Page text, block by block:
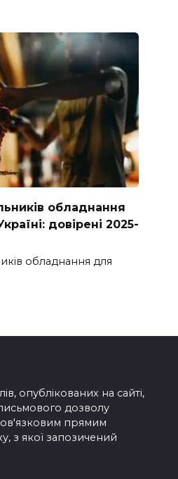
обладнання
довірені 2025-
обладнання для
опублікованих на сайті,
дозволу
прямим
з якої запозичений